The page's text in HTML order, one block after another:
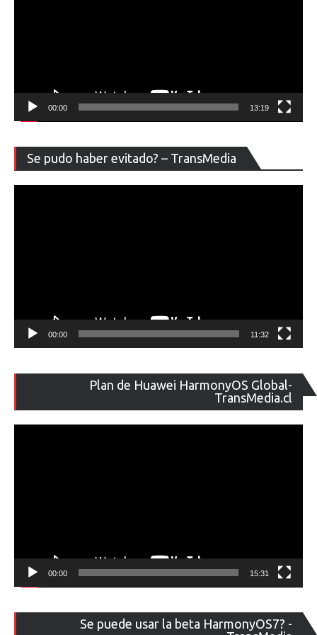
00:00 13:19
Se pudo haber evitado? – TransMedia
de
00:00 11:32
Plan de Huawei HarmonyOS Global-
TransMedia.cl
de
00:00 15:31
Se puede usar la beta HarmonyOS7? -